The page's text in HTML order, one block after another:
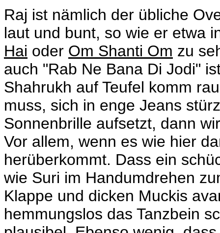
Raj ist nämlich der übliche
laut und bunt, so wie er etwa
Hai oder Om Shanti Om zu
auch "Rab Ne Bana Di Jodi"
Shahrukh auf Teufel komm
muss, sich in enge Jeans
Sonnenbrille aufsetzt, dann
Vor allem, wenn es wie hier
herüberkommt. Dass ein
wie Suri im Handumdrehen
Klappe und dicken Muckis
hemmungslos das Tanzbein